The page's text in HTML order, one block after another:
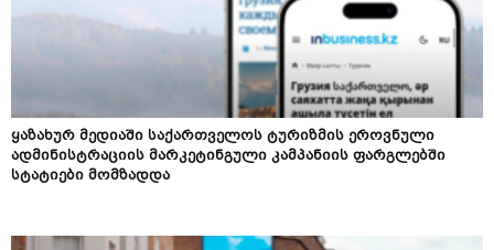
ყაზახურ მედიაში საქართველოს ტურიზმის ეროვნული
ადმინისტრაციის მარკეტინგული კამპანიის ფარგლებში
სტატიები მომზადდა